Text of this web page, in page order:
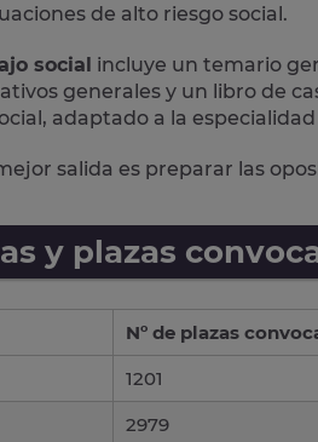
de alto riesgo social.
social incluye un temario
generales y un libro de
adaptado a la
salida es preparar las
y plazas
Nº de plazas
1201
2979